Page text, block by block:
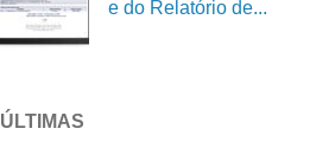
e do Relatório de...
ÚLTIMAS